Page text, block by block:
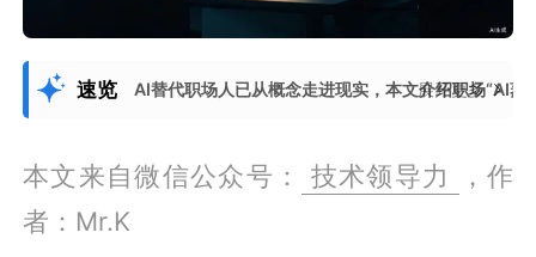
速览 AI替代职场人已从概念走进现实，本文介绍职场“AI
展开更多
本文来自微信公众号： 技术领导力
，作
者：Mr.K